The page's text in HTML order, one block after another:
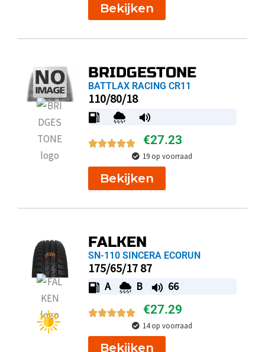
Bekijken
BRIDGESTONE
BATTLAX RACING CR11
110/80/18
€27.23
19 op voorraad
Bekijken
FALKEN
SN-110 SINCERA ECORUN
175/65/17 87
A B 66
€27.29
14 op voorraad
Bekijken